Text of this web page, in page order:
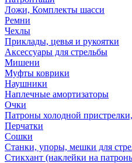
Ложи, Комплекты шасси
Ремни
Чехлы
Приклады, цевья и рукоятки
Аксессуары для стрельбы
Мишени
Муфты коврики
Наушники
Наплечные амортизаторы
Очки
Патроны холодной
Перчатки
Сошки
Станки, упоры, мешки для
Стикхант (наклейки на